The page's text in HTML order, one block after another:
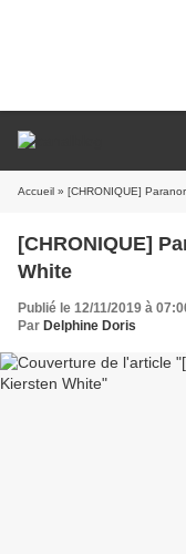
Accueil » [CHRONIQUE]
[CHRONIQUE]
White
Publié le 12/11/2019 à
Par Delphine Doris